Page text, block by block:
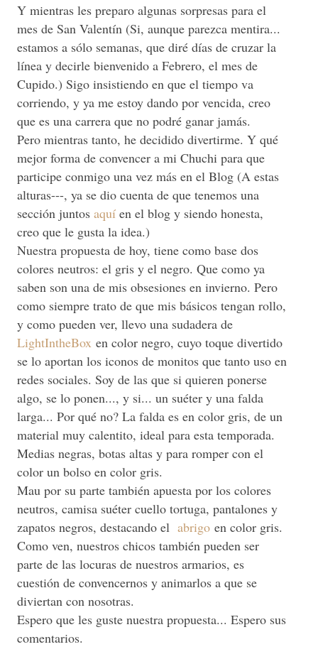
Y mientras les preparo algunas sorpresas para el
mes de San Valentín (Si, aunque parezca mentira...
estamos a sólo semanas, que diré días de cruzar la
línea y decirle bienvenido a Febrero, el mes de
Cupido.) Sigo insistiendo en que el tiempo va
corriendo, y ya me estoy dando por vencida, creo
que es una carrera que no podré ganar jamás.
Pero mientras tanto, he decidido divertirme. Y qué
mejor forma de convencer a mi Chuchi para que
participe conmigo una vez más en el Blog (A estas
alturas---, ya se dio cuenta de que tenemos una
sección juntos aquí en el blog y siendo honesta,
creo que le gusta la idea.)
Nuestra propuesta de hoy, tiene como base dos
colores neutros: el gris y el negro. Que como ya
saben son una de mis obsesiones en invierno. Pero
como siempre trato de que mis básicos tengan rollo,
y como pueden ver, llevo una sudadera de
LightIntheBox en color negro, cuyo toque divertido
se lo aportan los iconos de monitos que tanto uso en
redes sociales. Soy de las que si quieren ponerse
algo, se lo ponen..., y si... un suéter y una falda
larga... Por qué no? La falda es en color gris, de un
material muy calentito, ideal para esta temporada.
Medias negras, botas altas y para romper con el
color un bolso en color gris.
Mau por su parte también apuesta por los colores
neutros, camisa suéter cuello tortuga, pantalones y
zapatos negros, destacando el abrigo en color gris.
Como ven, nuestros chicos también pueden ser
parte de las locuras de nuestros armarios, es
cuestión de convencernos y animarlos a que se
diviertan con nosotras.
Espero que les guste nuestra propuesta... Espero sus
comentarios.